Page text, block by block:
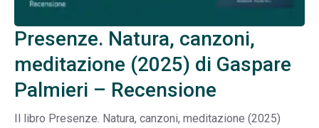
Presenze. Natura, canzoni,
meditazione (2025) di Gaspare
Palmieri – Recensione
Il libro Presenze. Natura, canzoni, meditazione (2025)